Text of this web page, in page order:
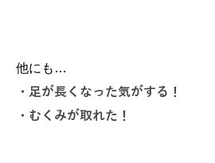
他にも…
・足が長くなった気がする！
・むくみが取れた！